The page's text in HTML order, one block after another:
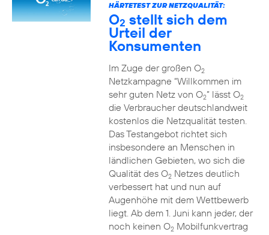
HÄRTETEST ZUR NETZQUALITÄT:
O2 stellt sich dem
Urteil der
Konsumenten
Im Zuge der großen O2
Netzkampagne “Willkommen im
sehr guten Netz von O2” lässt O2
die Verbraucher deutschlandweit
kostenlos die Netzqualität testen.
Das Testangebot richtet sich
insbesondere an Menschen in
ländlichen Gebieten, wo sich die
Qualität des O2Netzes deutlich
verbessert hat und nun auf
Augenhöhe mit dem Wettbewerb
liegt. Ab dem 1. Juni kann jeder, der
noch keinen O2Mobilfunkvertrag